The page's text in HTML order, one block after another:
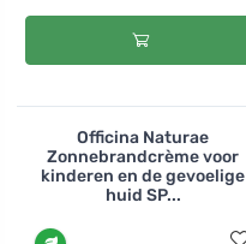
Officina Naturae
Zonnebrandcrème voor
kinderen en de gevoelige
huid SP...